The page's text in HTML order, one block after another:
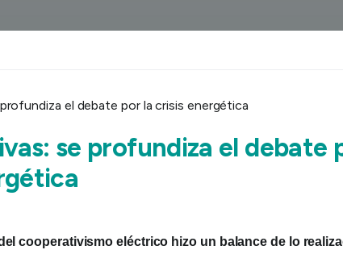
se profundiza el debate
cooperativismo eléctrico hizo un balance de lo